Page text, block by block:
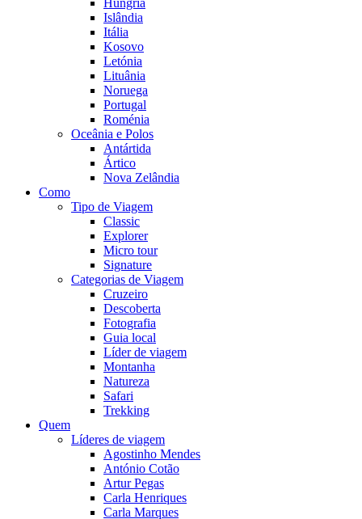
Hungria
Islândia
Itália
Kosovo
Letónia
Lituânia
Noruega
Portugal
Roménia
Oceânia e Polos
Antártida
Ártico
Nova Zelândia
Como
Tipo de Viagem
Classic
Explorer
Micro tour
Signature
Categorias de Viagem
Cruzeiro
Descoberta
Fotografia
Guia local
Líder de viagem
Montanha
Natureza
Safari
Trekking
Quem
Líderes de viagem
Agostinho Mendes
António Cotão
Artur Pegas
Carla Henriques
Carla Marques